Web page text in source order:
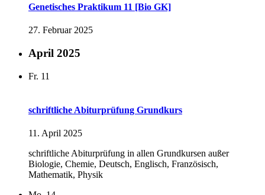
Genetisches Praktikum 11 [Bio GK]
27. Februar 2025
April 2025
Fr. 11
schriftliche Abiturprüfung Grundkurs
11. April 2025
schriftliche Abiturprüfung in allen Grundkursen außer
Biologie, Chemie, Deutsch, Englisch, Französisch,
Mathematik, Physik